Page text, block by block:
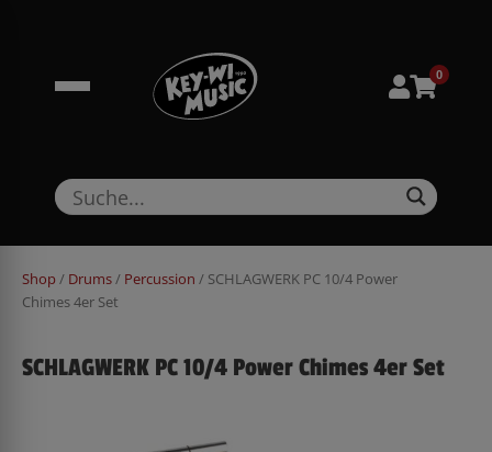
0
Shop/ Drums/ Percussion / SCHLAGWERK PC 10/4 Power
Chimes 4er Set
SCHLAGWERK PC 10/4 Power Chimes 4er Set